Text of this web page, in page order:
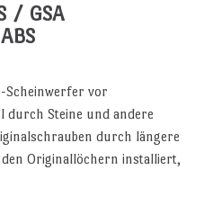
/ GSA
Scheinwerfer vor
durch Steine ​​und andere
durch längere
Originallöchern installiert,